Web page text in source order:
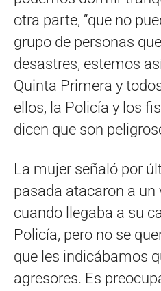
otra parte, “que no
grupo de personas
desastres, estemos
Quinta Primera y
ellos, la Policía y los
dicen que son
La mujer señaló por
pasada atacaron a un
cuando llegaba a su
Policía, pero no se
que les indicábamos
agresores. Es